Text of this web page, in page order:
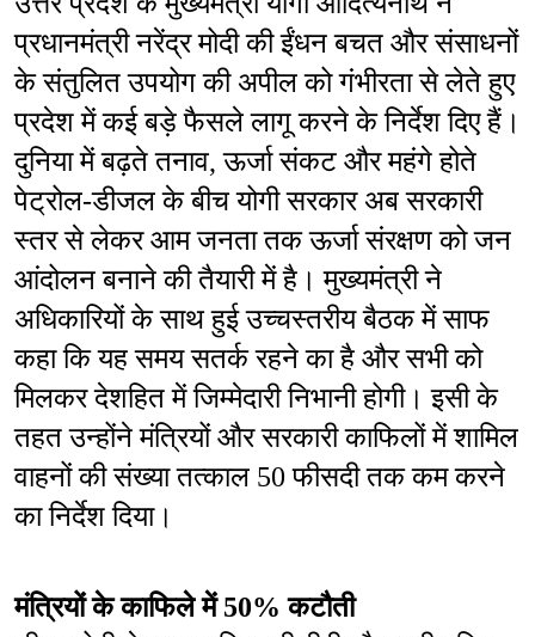
प्रधानमंत्री नरेंद्र मोदी की ईंधन बचत और संसाधनों
के संतुलित उपयोग की अपील को गंभीरता से लेते हुए
प्रदेश में कई बड़े फैसले लागू करने के निर्देश दिए हैं।
दुनिया में बढ़ते तनाव, ऊर्जा संकट और महंगे होते
पेट्रोल-डीजल के बीच योगी सरकार अब सरकारी
स्तर से लेकर आम जनता तक ऊर्जा संरक्षण को जन
आंदोलन बनाने की तैयारी में है। मुख्यमंत्री ने
अधिकारियों के साथ हुई उच्चस्तरीय बैठक में साफ
कहा कि यह समय सतर्क रहने का है और सभी को
मिलकर देशहित में जिम्मेदारी निभानी होगी। इसी के
तहत उन्होंने मंत्रियों और सरकारी काफिलों में शामिल
वाहनों की संख्या तत्काल 50 फीसदी तक कम करने
का निर्देश दिया।
मंत्रियों के काफिले में 50% कटौती